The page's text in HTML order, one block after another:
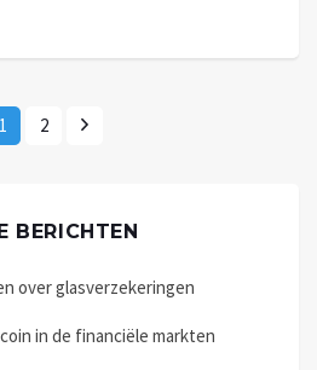
1 2
BERICHTEN
over glasverzekeringen
in de financiële markten